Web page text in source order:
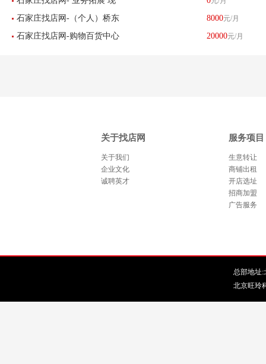
脸洗车店生意转让
转让唯美陶瓷 红星美凯龙盈
石家庄找店网-（个人）桥东
区中山路乐汇城饮品店转让-
8000元/月
石家庄找店网-购物百货中心 20000元/月
关于找店网
关于我们
企业文化
诚聘英才
服务项目
生意转让
商铺出租
开店选址
招商加盟
广告服务
总部地址:
北京旺玲